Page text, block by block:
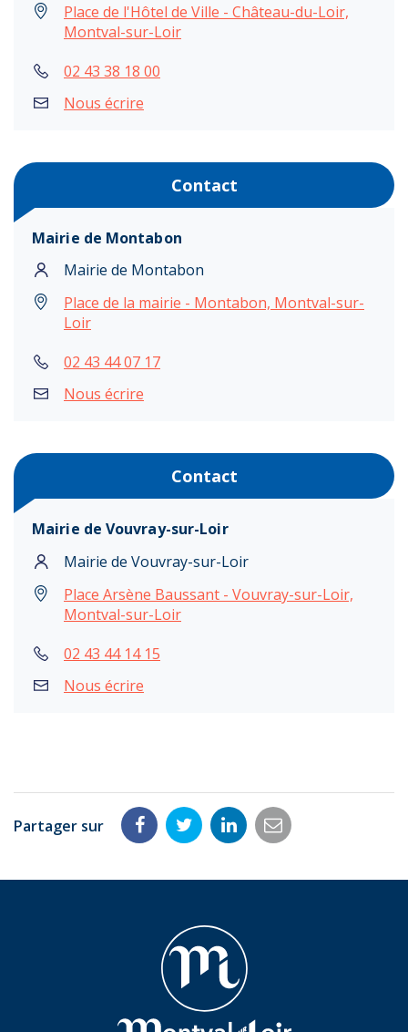
Place de l'Hôtel de Ville - Château-du-Loir,
Montval-sur-Loir
02 43 38 18 00
Nous écrire
Contact
Mairie de Montabon
Mairie de Montabon
Place de la mairie - Montabon, Montval-sur-
Loir
02 43 44 07 17
Nous écrire
Contact
Mairie de Vouvray-sur-Loir
Mairie de Vouvray-sur-Loir
Place Arsène Baussant - Vouvray-sur-Loir,
Montval-sur-Loir
02 43 44 14 15
Nous écrire
Partager sur
Partager
Facebook
Partager
Twitter
Partager
LinkedIn
Partager
email